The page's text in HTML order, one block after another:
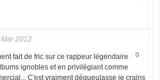
2012
0
fait de fric sur ce rappeur légendaire
ignobles et en privilégiant comme
C'est vraiment dégueulasse je crains